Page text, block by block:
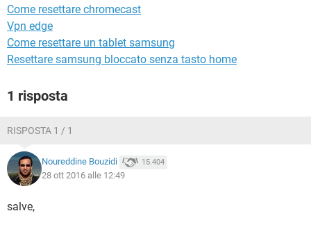
Come resettare chromecast
Vpn edge
Come resettare un tablet samsung
Resettare samsung bloccato senza tasto home
1 risposta
RISPOSTA 1 / 1
Noureddine Bouzidi 15.404
28 ott 2016 alle 12:49
salve,